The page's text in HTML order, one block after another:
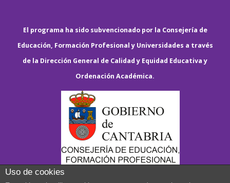
El programa ha sido subvencionado por la Consejería de
Educación, Formación Profesional y Universidades a través
de la Dirección General de Calidad y Equidad Educativa y
Ordenación Académica.
Uso de cookies